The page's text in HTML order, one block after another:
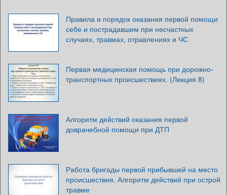
Правила и порядок оказания первой помощи
себе и пострадавшим при несчастных
случаях, травмах, отравлениях и ЧС
Первая медицинская помощь при дорожно-
транспортных происшествиях. (Лекция 8)
Алгоритм действий оказания первой
доврачебной помощи при ДТП
Работа бригады первой прибывшей на место
происшествия. Алгоритм действий при острой
травме